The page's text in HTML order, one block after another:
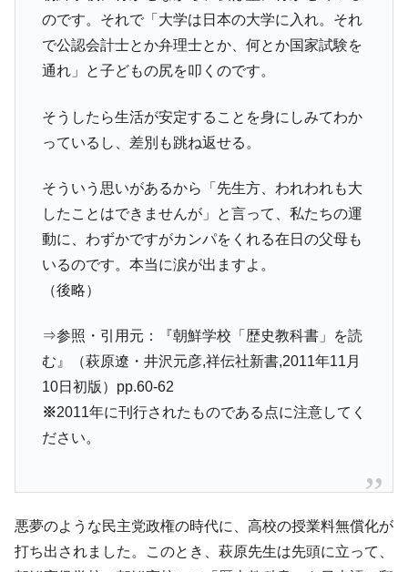
のです。それで「大学は日本の大学に入れ。それ
で公認会計士とか弁理士とか、何とか国家試験を
通れ」と子どもの尻を叩くのです。
そうしたら生活が安定することを身にしみてわか
っているし、差別も跳ね返せる。
そういう思いがあるから「先生方、われわれも大
したことはできませんが」と言って、私たちの運
動に、わずかですがカンパをくれる在日の父母も
いるのです。本当に涙が出ますよ。
（後略）
⇒参照・引用元：『朝鮮学校「歴史教科書」を読
む』（萩原遼・井沢元彦,祥伝社新書,2011年11月
10日初版）pp.60-62
※2011年に刊行されたものである点に注意してく
ださい。
悪夢のような民主党政権の時代に、高校の授業料無償化が
打ち出されました。このとき、萩原先生は先頭に立って、